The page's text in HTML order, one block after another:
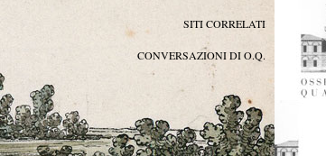
SITI CORRELATI
CONVERSAZIONI DI O.Q.